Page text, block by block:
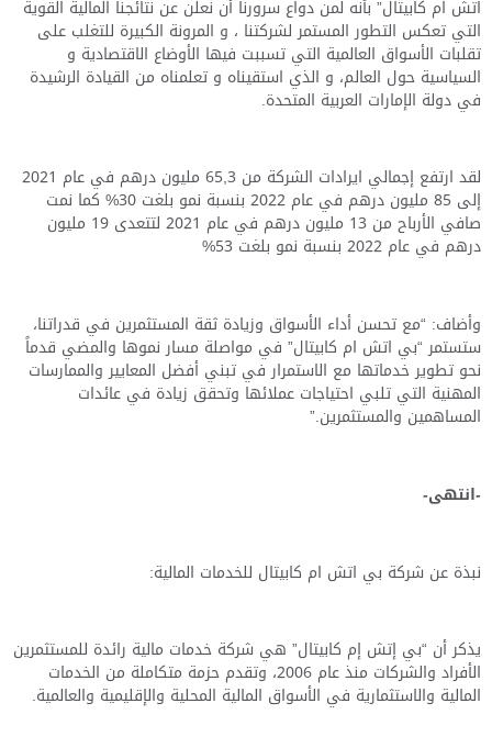
اتش ام كابيتال” بأنه لمن دواع سرورنا أن نعلن عن نتائجنا المالية القوية
التي تعكس التطور المستمر لشركتنا ، و المرونة الكبيرة للتغلب على
تقلبات الأسواق العالمية التي تسببت فيها الأوضاع الاقتصادية و
السياسية حول العالم، و الذي استقيناه و تعلمناه من القيادة الرشيدة
في دولة الإمارات العربية المتحدة.
لقد ارتفع إجمالي ايرادات الشركة من 65,3 مليون درهم في عام 2021
إلى بنسبة نمو بلغت 30% كما نمت
صافي الأرباح من 13 مليون درهم في عام 2021 لتتعدى 19 مليون
درهم في عام 2022 بنسبة نمو بلغت 53
%
وأضاف: “مع تحسن أداء الأسواق وزيادة ثقة المستثمرين في قدراتنا،
ستستمر “بي اتش ام كابيتال” في مواصلة مسار نموها والمضي قدماً
نحو تطوير خدماتها مع الاستمرار في تبني أفضل المعايير والممارسات
المهنية التي تلبي احتياجات عملائها وتحقق زيادة في عائدات
المساهمين والمستثمرين.”
-انتهى-
نبذة عن شركة بي اتش ام كابيتال للخدمات المالية:
يذكر أن “بي إتش إم كابيتال” هي شركة خدمات مالية رائدة للمستثمرين
الأفراد والشركات منذ عام 2006، وتقدم حزمة متكاملة من الخدمات
المالية والاستثمارية في الأسواق المالية المحلية والإقليمية والعالمية.